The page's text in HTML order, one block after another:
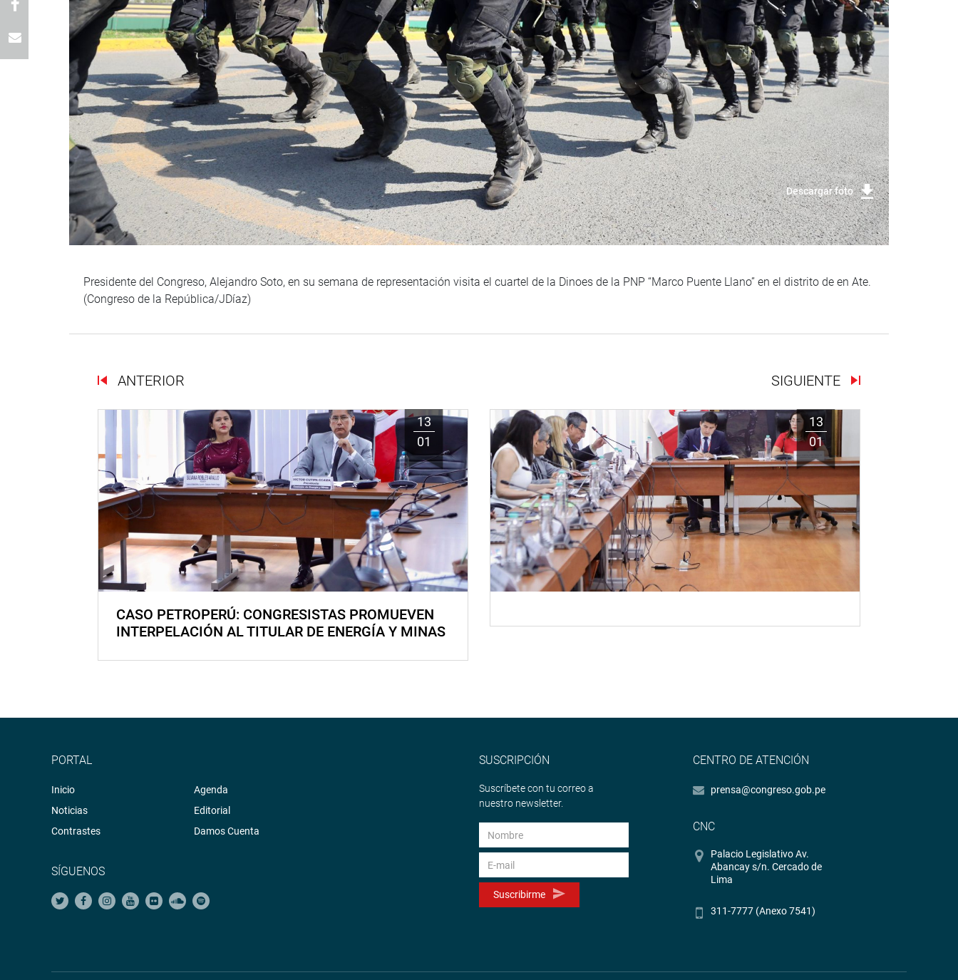
Descargar foto
Presidente del Congreso, Alejandro Soto, en su semana de representación visita el cuartel de la Dinoes de la PNP “Marco Puente Llano” en el distrito de en Ate.
(Congreso de la República/JDíaz)
ANTERIOR SIGUIENTE
13
01
CASO PETROPERÚ: CONGRESISTAS PROMUEVEN
INTERPELACIÓN AL TITULAR DE ENERGÍA Y MINAS
13
01
PORTAL
Inicio
Noticias
Contrastes
Agenda
Editorial
Damos Cuenta
SÍGUENOS
SUSCRIPCIÓN
Suscríbete con tu correo a
nuestro newsletter.
Suscribirme
CENTRO DE ATENCIÓN
prensa@congreso.gob.pe
CNC
Palacio Legislativo Av.
Abancay s/n. Cercado de
Lima
311-7777 (Anexo 7541)